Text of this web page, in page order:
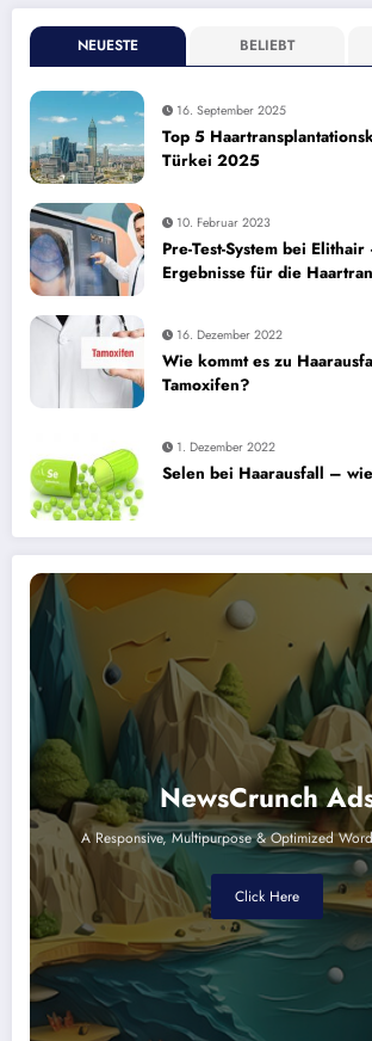
NEUESTE BELIEBT
16. September 2025
Top 5
Türkei 2025
10. Februar 2023
Pre-Test-System bei
Ergebnisse für die
16. Dezember 2022
Wie kommt es zu
Tamoxifen?
1. Dezember 2022
Selen bei Haarausfall –
NewsCrunch
A Responsive, Multipurpose & Optimized
Click Here